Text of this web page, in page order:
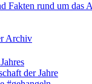
Fakten rund um das
Archiv
der Jahre